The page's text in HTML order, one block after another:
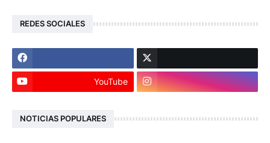
REDES SOCIALES
YouTube
NOTICIAS POPULARES